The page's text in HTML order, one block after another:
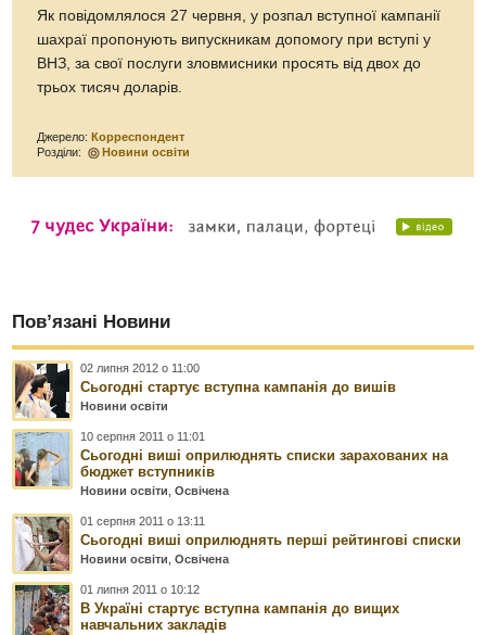
Як повідомлялося 27 червня, у розпал вступної кампанії
шахраї пропонують випускникам допомогу при вступі у
ВНЗ, за свої послуги зловмисники просять від двох до
трьох тисяч доларів.
Джерело:Корреспондент
Розділи:
Новини освіти
Пов’язані Новини
02 липня 2012 о 11:00
Сьогодні стартує вступна кампанія до вишів
Новини освіти
10 серпня 2011 о 11:01
Сьогодні виші оприлюднять списки зарахованих на
бюджет вступників
Новини освіти ,Освічена
01 серпня 2011 о 13:11
Сьогодні виші оприлюднять перші рейтингові списки
Новини освіти ,Освічена
01 липня 2011 о 10:12
В Україні стартує вступна кампанія до вищих
навчальних закладів